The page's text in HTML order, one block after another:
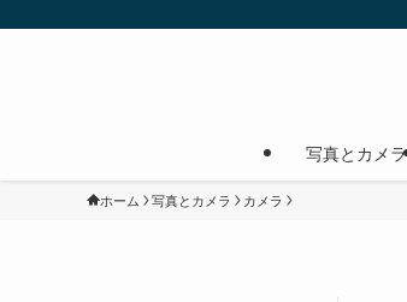
写真とカメラ
ホーム 写真とカメラ カメラ